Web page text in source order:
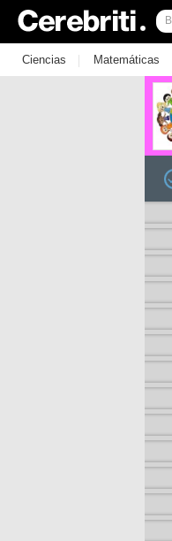
Ciencias | Matemáticas